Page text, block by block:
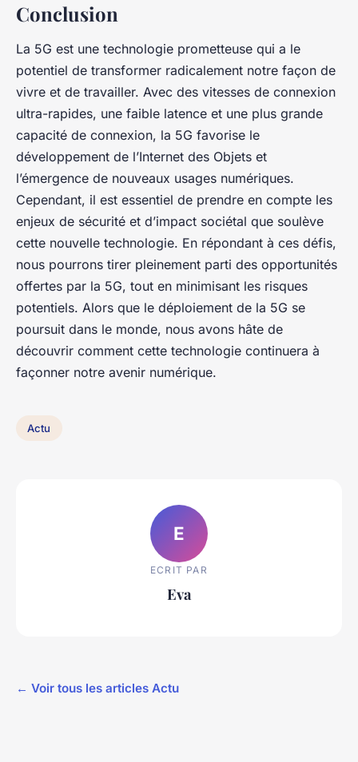
Conclusion
La 5G est une technologie prometteuse qui a le
potentiel de transformer radicalement notre façon de
vivre et de travailler. Avec des vitesses de connexion
ultra-rapides, une faible latence et une plus grande
capacité de connexion, la 5G favorise le
développement de l’Internet des Objets et
l’émergence de nouveaux usages numériques.
Cependant, il est essentiel de prendre en compte les
enjeux de sécurité et d’impact sociétal que soulève
cette nouvelle technologie. En répondant à ces défis,
nous pourrons tirer pleinement parti des opportunités
offertes par la 5G, tout en minimisant les risques
potentiels. Alors que le déploiement de la 5G se
poursuit dans le monde, nous avons hâte de
découvrir comment cette technologie continuera à
façonner notre avenir numérique.
Actu
E
ECRIT PAR
Eva
← Voir tous les articles Actu